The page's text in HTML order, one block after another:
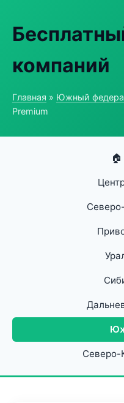
компаний
Главная » Южный
Premium
Северо-